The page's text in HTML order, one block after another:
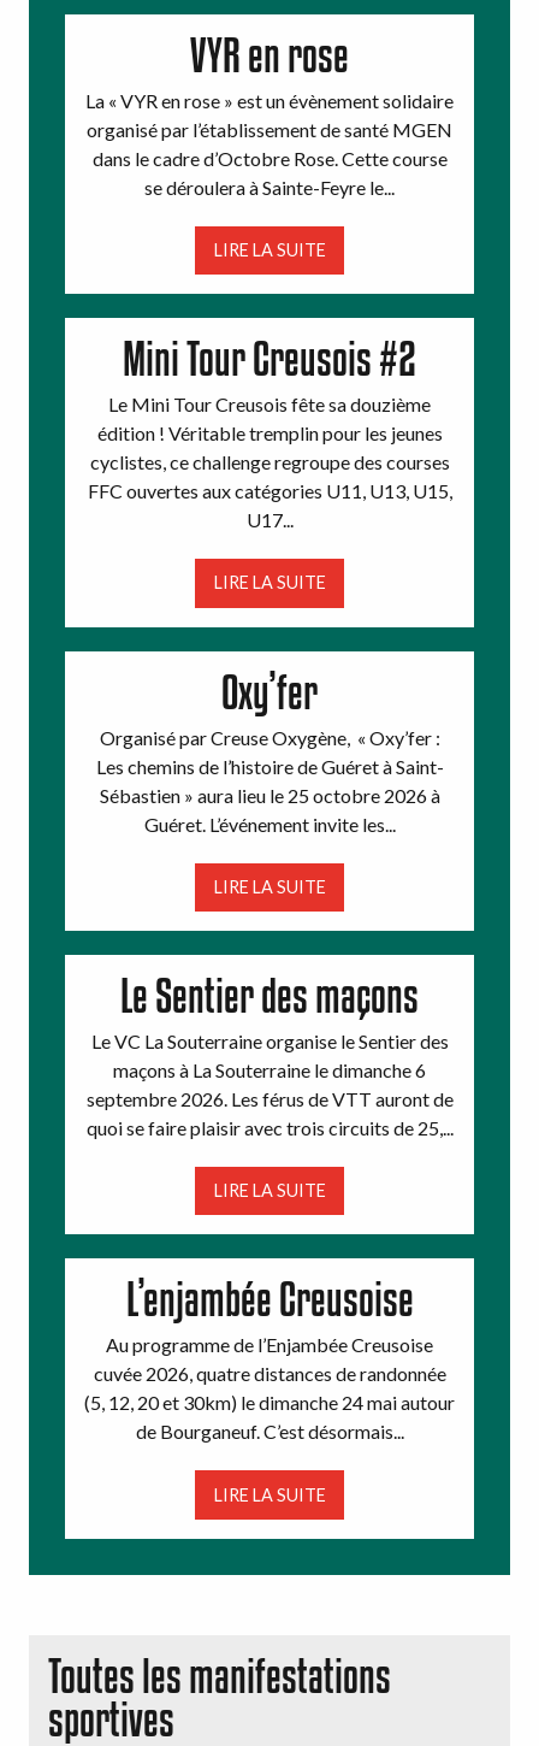
VYR en rose
La « VYR en rose » est un évènement solidaire
organisé par l’établissement de santé MGEN
dans le cadre d’Octobre Rose. Cette course
se déroulera à Sainte-Feyre le...
LIRE LA SUITE
Mini Tour Creusois #2
Le Mini Tour Creusois fête sa douzième
édition ! Véritable tremplin pour les jeunes
cyclistes, ce challenge regroupe des courses
FFC ouvertes aux catégories U11, U13, U15,
U17...
LIRE LA SUITE
Oxy’fer
Organisé par Creuse Oxygène, « Oxy’fer :
Les chemins de l’histoire de Guéret à Saint-
Sébastien » aura lieu le 25 octobre 2026 à
Guéret. L’événement invite les...
LIRE LA SUITE
Le Sentier des maçons
Le VC La Souterraine organise le Sentier des
maçons à La Souterraine le dimanche 6
septembre 2026. Les férus de VTT auront de
quoi se faire plaisir avec trois circuits de 25,...
LIRE LA SUITE
L’enjambée Creusoise
Au programme de l’Enjambée Creusoise
cuvée 2026, quatre distances de randonnée
(5, 12, 20 et 30km) le dimanche 24 mai autour
de Bourganeuf. C’est désormais...
LIRE LA SUITE
Toutes les manifestations
sportives